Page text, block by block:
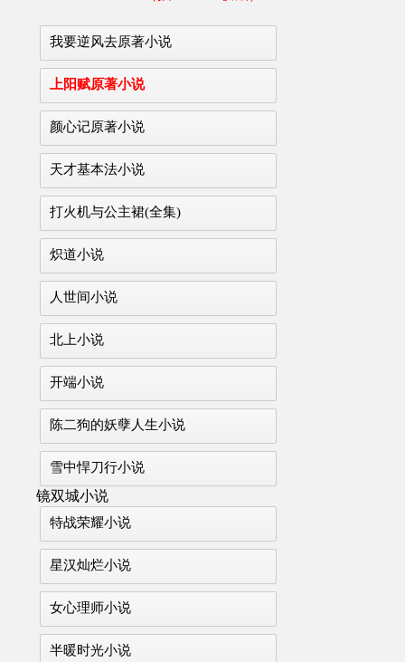
我要逆风去原著小说
上阳赋原著小说
颜心记原著小说
天才基本法小说
打火机与公主裙(全集)
炽道小说
人世间小说
北上小说
开端小说
陈二狗的妖孽人生小说
雪中悍刀行小说
镜双城小说
特战荣耀小说
星汉灿烂小说
女心理师小说
半暖时光小说